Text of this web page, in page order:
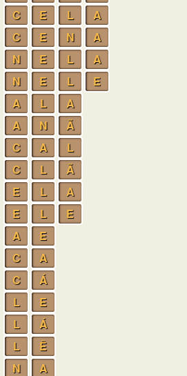
C E L
A
C E N
A
N E L
A
N E L
E
A L
A
A N
Ã
C A
L
C L
Ã
E L
A
E L
E
A
E
C
A
C
Á
L
E
L
Á
L
Ê
N
A